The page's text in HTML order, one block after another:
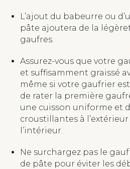
L’ajout du babeurre ou
pâte ajoutera de la
gaufres.
Assurez-vous que votre
et suffisamment graissé
même si votre gaufrier
de rater la première
une cuisson uniforme et
croustillantes à
l’intérieur.
Ne surchargez pas le
de pâte pour éviter les